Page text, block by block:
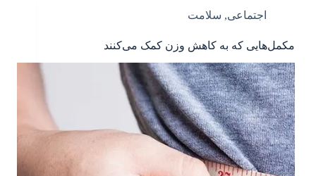
اجتماعی, سلامت
مکمل‌هایی که به کاهش وزن کمک می‌کنند